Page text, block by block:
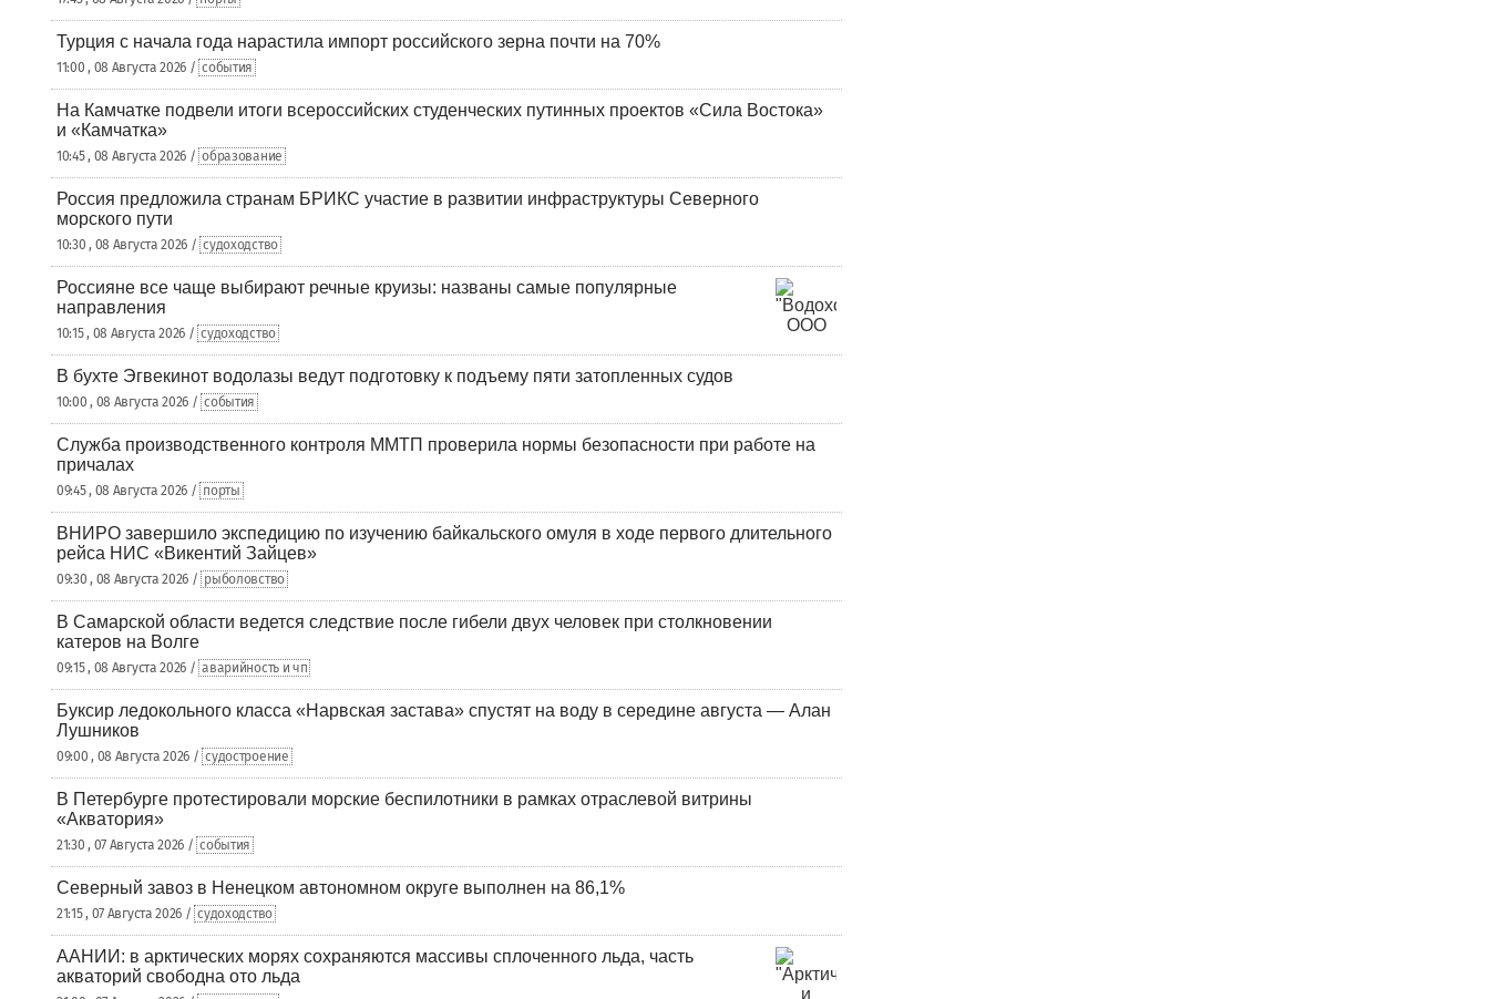
Турция с начала года нарастила импорт российского зерна почти на 70%
11:00 , 08 Августа 2026 / события
На Камчатке подвели итоги всероссийских студенческих путинных проектов «Сила Востока»
и «Камчатка»
10:45 , 08 Августа 2026 / образование
Россия предложила странам БРИКС участие в развитии инфраструктуры Северного
морского пути
10:30 , 08 Августа 2026 / судоходство
Россияне все чаще выбирают речные круизы: названы самые популярные
направления
10:15 , 08 Августа 2026 / судоходство
В бухте Эгвекинот водолазы ведут подготовку к подъему пяти затопленных судов
10:00 , 08 Августа 2026 / события
Служба производственного контроля ММТП проверила нормы безопасности при работе на
причалах
09:45 , 08 Августа 2026 / порты
ВНИРО завершило экспедицию по изучению байкальского омуля в ходе первого длительного
рейса НИС «Викентий Зайцев»
09:30 , 08 Августа 2026 / рыболовство
В Самарской области ведется следствие после гибели двух человек при столкновении
катеров на Волге
09:15 , 08 Августа 2026 / аварийность и чп
Буксир ледокольного класса «Нарвская застава» спустят на воду в середине августа — Алан
Лушников
09:00 , 08 Августа 2026 / судостроение
В Петербурге протестировали морские беспилотники в рамках отраслевой витрины
«Акватория»
21:30 , 07 Августа 2026 / события
Северный завоз в Ненецком автономном округе выполнен на 86,1%
21:15 , 07 Августа 2026 / судоходство
ААНИИ: в арктических морях сохраняются массивы сплоченного льда, часть
акваторий свободна ото льда